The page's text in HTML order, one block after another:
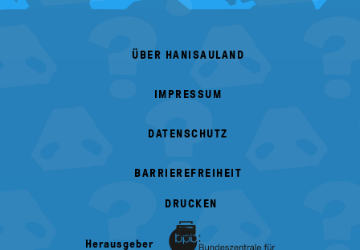
ÜBER HANISAULAND
IMPRESSUM
DATENSCHUTZ
BARRIEREFREIHEIT
DRUCKEN
Herausgeber